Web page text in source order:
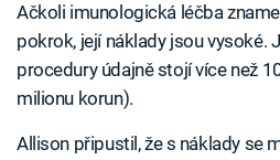
Ačkoli imunologická léčba
pokrok, její náklady jsou vysoké.
procedury údajně stojí více než
milionu korun).
Allison připustil, že s náklady se